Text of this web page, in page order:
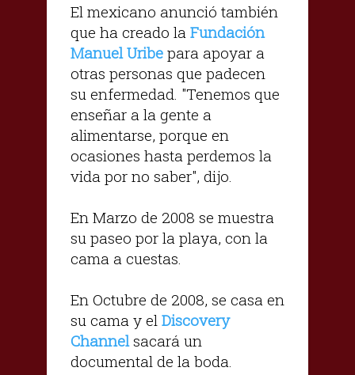
El mexicano anunció también
que ha creado la Fundación
Manuel Uribe para apoyar a
otras personas que padecen
su enfermedad. "Tenemos que
enseñar a la gente a
alimentarse, porque en
ocasiones hasta perdemos la
vida por no saber", dijo.
En Marzo de 2008 se muestra
su paseo por la playa, con la
cama a cuestas.
En Octubre de 2008, se casa en
su cama y el Discovery
Channelsacará un
documental de la boda.